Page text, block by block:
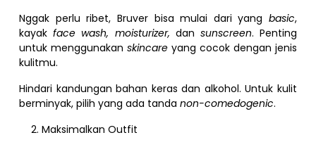
Nggak perlu ribet, Bruver bisa mulai dari yang basic,
kayakface wash, moisturizer, dan sunscreen. Penting
untuk menggunakanskincareyang cocok dengan jenis
kulitmu.
Hindari kandungan bahan keras dan alkohol. Untuk kulit
berminyak, pilih yang ada tandanon-comedogenic.
Maksimalkan Outfit